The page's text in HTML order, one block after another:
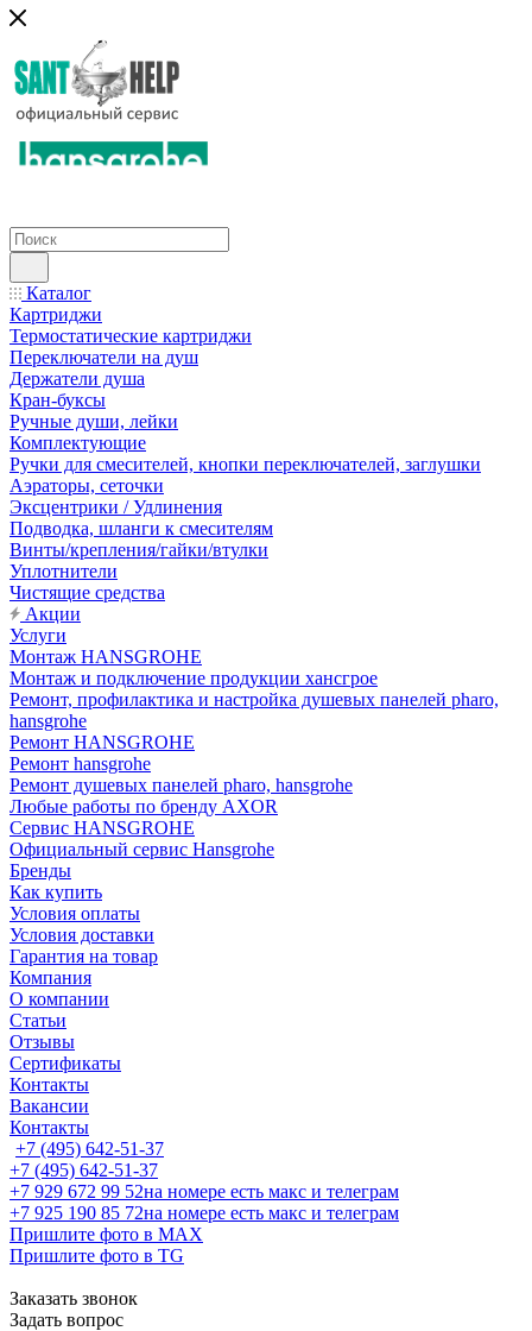
Каталог
Картриджи
Термостатические картриджи
Переключатели на душ
Держатели душа
Кран-буксы
Ручные души, лейки
Комплектующие
Ручки для смесителей, кнопки переключателей, заглушки
Аэраторы, сеточки
Эксцентрики / Удлинения
Подводка, шланги к смесителям
Винты/крепления/гайки/втулки
Уплотнители
Чистящие средства
Акции
Услуги
Монтаж HANSGROHE
Монтаж и подключение продукции хансгрое
Ремонт, профилактика и настройка душевых панелей pharo,
hansgrohe
Ремонт HANSGROHE
Ремонт hansgrohe
Ремонт душевых панелей pharo, hansgrohe
Любые работы по бренду AXOR
Сервис HANSGROHE
Официальный сервис Hansgrohe
Бренды
Как купить
Условия оплаты
Условия доставки
Гарантия на товар
Компания
О компании
Статьи
Отзывы
Сертификаты
Контакты
Вакансии
Контакты
+7 (495) 642-51-37
+7 (495) 642-51-37
+7 929 672 99 52на номере есть макс и телеграм
+7 925 190 85 72на номере есть макс и телеграм
Пришлите фото в MAX
Пришлите фото в TG
Заказать звонок
Задать вопрос